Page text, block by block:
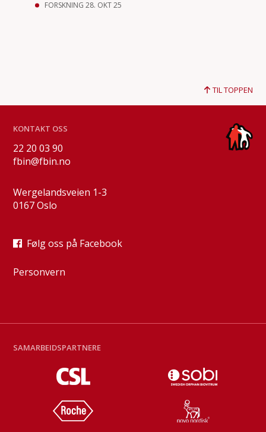
FORSKNING 28. OKT 25
TIL TOPPEN
KONTAKT OSS
22 20 03 90
fbin@fbin.no
Wergelandsveien 1-3
0167 Oslo
Følg oss på Facebook
Personvern
SAMARBEIDSPARTNERE